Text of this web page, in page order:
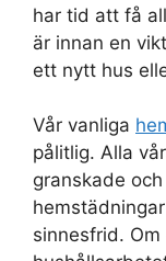
har tid att få
är innan en
ett nytt hus
Vår vanliga
pålitlig. Alla
granskade
sinnesfrid.